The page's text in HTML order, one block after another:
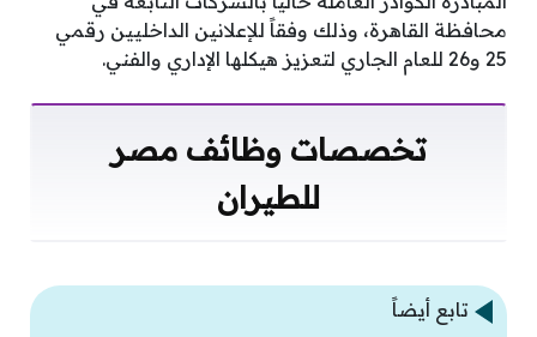
محافظة القاهرة، وذلك وفقاً للإعلانين الداخليين رقمي
25 و26 للعام الجاري لتعزيز هيكلها الإداري والفني.
تخصصات وظائف مصر
للطيران
تابع أيضاً